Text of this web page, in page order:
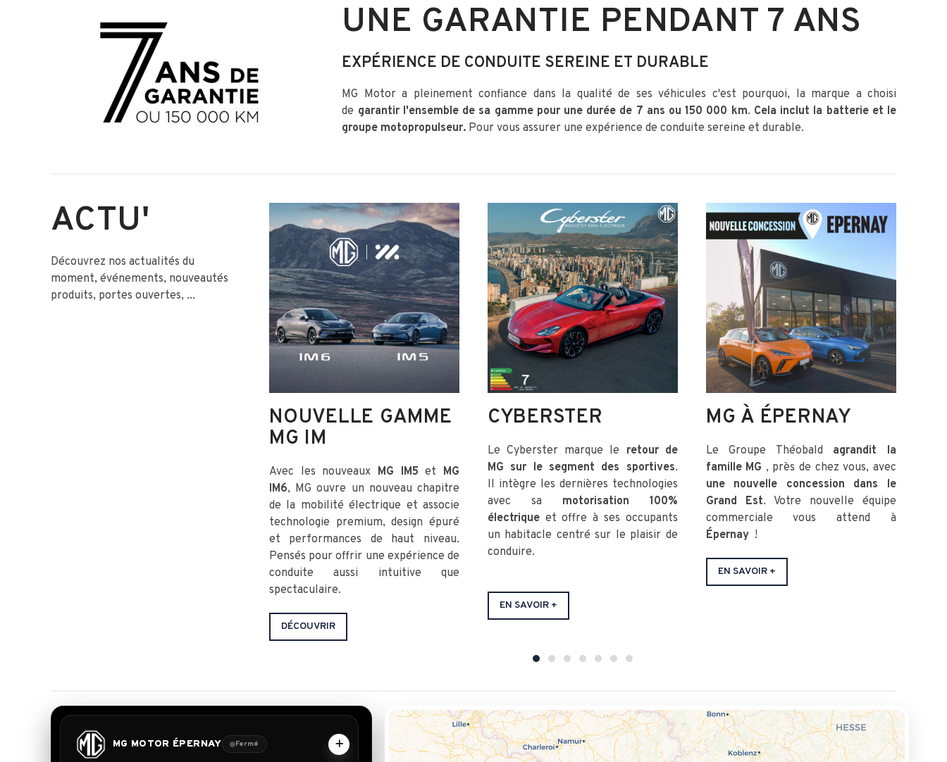
UNE GARANTIE PENDANT 7 ANS
EXPÉRIENCE DE CONDUITE SEREINE ET DURABLE
MG Motor a pleinement confiance dans la qualité de ses véhicules c'est pourquoi, la marque a choisi
de garantir l'ensemble de sa gamme pour une durée de 7 ans ou 150 000 km. Cela inclut la batterie et le
groupe motopropulseur. Pour vous assurer une expérience de conduite sereine et durable.
ACTU'
Découvrez nos actualités du
moment, événements, nouveautés
produits, portes ouvertes, ...
NOUVELLE GAMME
MG IM
Avec les nouveaux MG IM5 et MG
IM6, MG ouvre un nouveau chapitre
de la mobilité électrique et associe
technologie premium, design épuré
et performances de haut niveau.
Pensés pour offrir une expérience de
conduite aussi intuitive que
spectaculaire.
DÉCOUVRIR
CYBERSTER
Le Cyberster marque le retour de
MG sur le segment des sportives.
Il intègre les dernières technologies
avec sa motorisation 100%
électriqueet offre à ses occupants
un habitacle centré sur le plaisir de
conduire.
EN SAVOIR +
MG À ÉPERNAY
Le Groupe Théobald agrandit la
famille MG , près de chez vous, avec
une nouvelle concession dans le
Grand Est. Votre nouvelle équipe
commerciale vous attend à
Épernay!
EN SAVOIR +
MG MOTOR ÉPERNAY Fermé